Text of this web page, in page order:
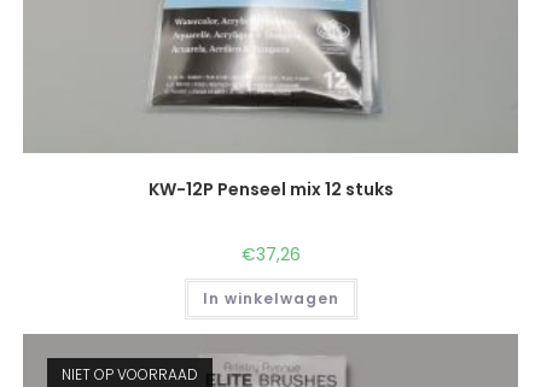
KW-12P Penseel mix 12 stuks
€37,26
In winkelwagen
NIET OP VOORRAAD